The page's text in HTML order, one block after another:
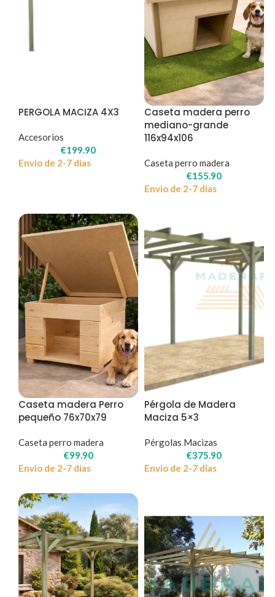
PERGOLA MACIZA 4X3
Accesorios
€199.90
Envio de 2-7 dias
Caseta madera perro
mediano-grande
116x94x106
Caseta perro madera
€155.90
Envio de 2-7 dias
Caseta madera Perro
pequeño 76x70x79
Caseta perro madera
€99.90
Envio de 2-7 dias
Pérgola de Madera
Maciza 5×3
Pérgolas Macizas
€375.90
Envio de 2-7 dias